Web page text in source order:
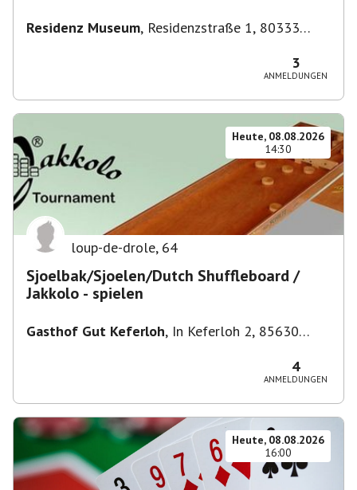
Residenz Museum, Residenzstraße 1, 80333
3
ANMELDUNGEN
Heute, 08.08.2026
14:30
loup-de-drole, 64
Sjoelbak/Sjoelen/Dutch Shuffleboard /
Jakkolo - spielen
Gasthof Gut Keferloh, In Keferloh 2, 85630
4
ANMELDUNGEN
Heute, 08.08.2026
16:00